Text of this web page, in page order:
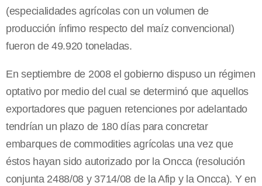
(especialidades agrícolas con un volumen de
producción ínfimo respecto del maíz convencional)
fueron de 49.920 toneladas.
En septiembre de 2008 el gobierno dispuso un régimen
optativo por medio del cual se determinó que aquellos
exportadores que paguen retenciones por adelantado
tendrían un plazo de 180 días para concretar
embarques de commodities agrícolas una vez que
éstos hayan sido autorizado por la Oncca (resolución
conjunta 2488/08 y 3714/08 de la Afip y la Oncca). Y en